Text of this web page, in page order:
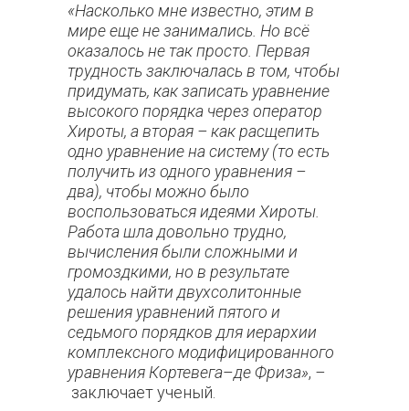
«Насколько мне известно, этим в
мире еще не занимались. Но всё
оказалось не так просто. Первая
трудность заключалась в том, чтобы
придумать, как записать уравнение
высокого порядка через оператор
Хироты, а вторая – как расщепить
одно уравнение на систему (то есть
получить из одного уравнения –
два), чтобы можно было
воспользоваться идеями Хироты.
Работа шла довольно трудно,
вычисления были сложными и
громоздкими, но в результате
удалось найти двухсолитонные
решения уравнений пятого и
седьмого порядков для иерархии
комплексного модифицированного
уравнения Кортевега–де Фриза», –
заключает ученый.